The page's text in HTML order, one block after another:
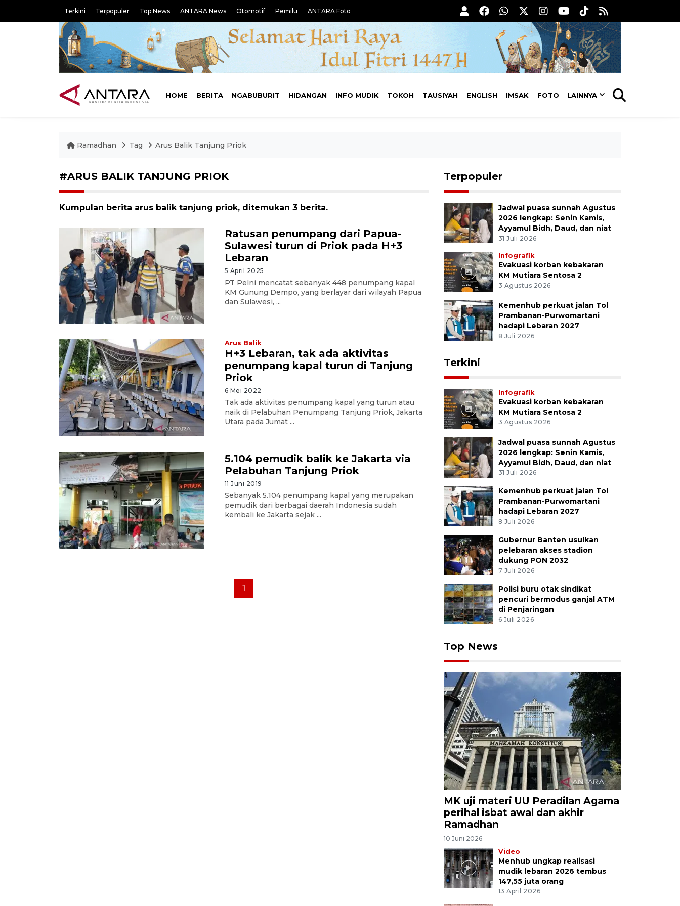
Terkini Terpopuler Top News ANTARA News Otomotif Pemilu ANTARA Foto
HOME BERITA NGABUBURIT HIDANGAN INFO MUDIK TOKOH TAUSIYAH ENGLISH IMSAK FOTO LAINNYA
Ramadhan Tag Arus Balik Tanjung Priok
#ARUS BALIK TANJUNG PRIOK
Kumpulan berita arus balik tanjung priok, ditemukan 3 berita.
Ratusan penumpang dari Papua-
Sulawesi turun di Priok pada H+3
Lebaran
5 April 2025
PT Pelni mencatat sebanyak 448 penumpang kapal
KM Gunung Dempo, yang berlayar dari wilayah Papua
dan Sulawesi, ...
Arus Balik
H+3 Lebaran, tak ada aktivitas
penumpang kapal turun di Tanjung
Priok
6 Mei 2022
Tak ada aktivitas penumpang kapal yang turun atau
naik di Pelabuhan Penumpang Tanjung Priok, Jakarta
Utara pada Jumat ...
5.104 pemudik balik ke Jakarta via
Pelabuhan Tanjung Priok
11 Juni 2019
Sebanyak 5.104 penumpang kapal yang merupakan
pemudik dari berbagai daerah Indonesia sudah
kembali ke Jakarta sejak ...
1
Terpopuler
Jadwal puasa sunnah Agustus
2026 lengkap: Senin Kamis,
Ayyamul Bidh, Daud, dan niat
31 Juli 2026
Infografik
Evakuasi korban kebakaran
KM Mutiara Sentosa 2
3 Agustus 2026
Kemenhub perkuat jalan Tol
Prambanan-Purwomartani
hadapi Lebaran 2027
8 Juli 2026
Terkini
Infografik
Evakuasi korban kebakaran
KM Mutiara Sentosa 2
3 Agustus 2026
Jadwal puasa sunnah Agustus
2026 lengkap: Senin Kamis,
Ayyamul Bidh, Daud, dan niat
31 Juli 2026
Kemenhub perkuat jalan Tol
Prambanan-Purwomartani
hadapi Lebaran 2027
8 Juli 2026
Gubernur Banten usulkan
pelebaran akses stadion
dukung PON 2032
7 Juli 2026
Polisi buru otak sindikat
pencuri bermodus ganjal ATM
di Penjaringan
6 Juli 2026
Top News
MK uji materi UU Peradilan Agama
perihal isbat awal dan akhir
Ramadhan
10 Juni 2026
Video
Menhub ungkap realisasi
mudik lebaran 2026 tembus
147,55 juta orang
13 April 2026